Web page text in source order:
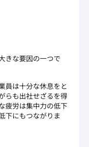
きな要因の一つで
員は十分な休息をと
らも出社せざるを得
疲労は集中力の低下
下にもつながりま